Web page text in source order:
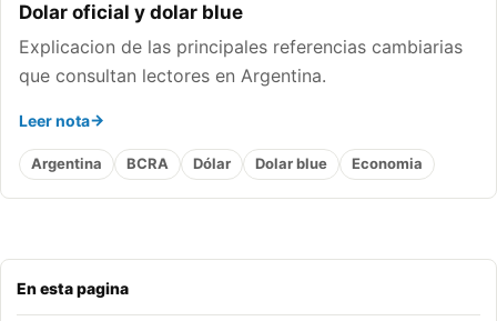
En esta pagina
Dolar oficial y dolar blue
Explicacion de las principales referencias cambiarias
que consultan lectores en Argentina.
Leer nota
Argentina BCRA Dólar Dolar blue Economia